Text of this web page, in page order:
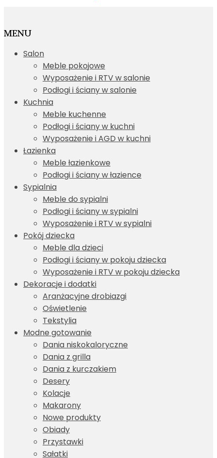
MENU
Salon
Meble pokojowe
Wyposażenie i RTV w salonie
Podłogi i ściany w salonie
Kuchnia
Meble kuchenne
Podłogi i ściany w kuchni
Wyposażenie i AGD w kuchni
Łazienka
Meble łazienkowe
Podłogi i ściany w łazience
Sypialnia
Meble do sypialni
Podłogi i ściany w sypialni
Wyposażenie i RTV w sypialni
Pokój dziecka
Meble dla dzieci
Podłogi i ściany w pokoju dziecka
Wyposażenie i RTV w pokoju dziecka
Dekoracje i dodatki
Aranżacyjne drobiazgi
Oświetlenie
Tekstylia
Modne gotowanie
Dania niskokaloryczne
Dania z grilla
Dania z kurczakiem
Desery
Kolacje
Makarony
Nowe produkty
Obiady
Przystawki
Sałatki